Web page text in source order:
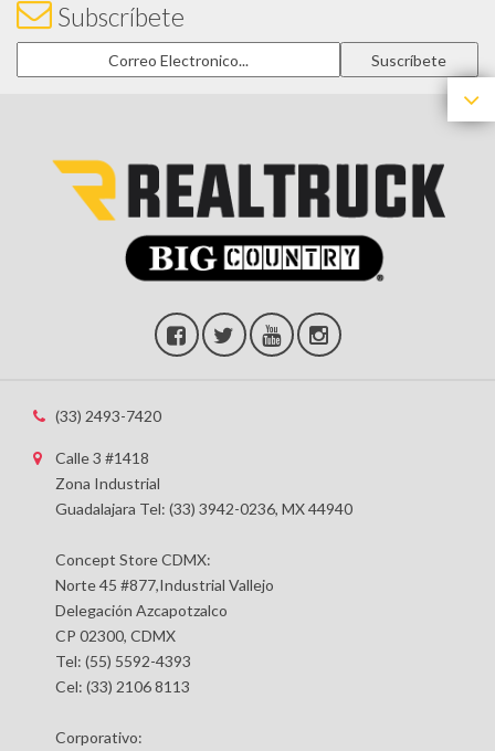
Subscríbete
(33) 2493-7420
Calle 3 #1418
Zona Industrial
Guadalajara Tel: (33) 3942-0236, MX 44940
Concept Store CDMX:
Norte 45 #877,Industrial Vallejo
Delegación Azcapotzalco
CP 02300, CDMX
Tel: (55) 5592-4393
Cel: (33) 2106 8113
Corporativo: